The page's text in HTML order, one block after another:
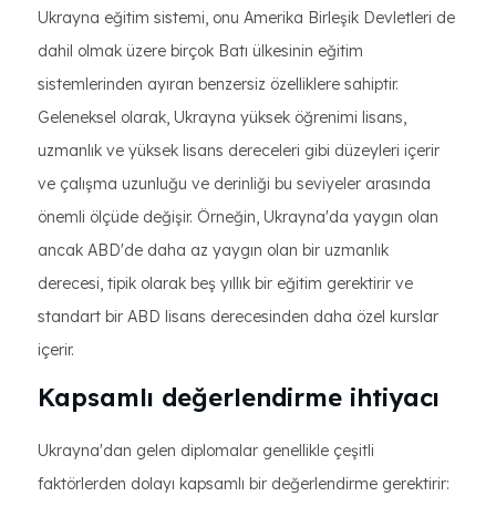
Ukrayna eğitim sistemi, onu Amerika Birleşik Devletleri de
dahil olmak üzere birçok Batı ülkesinin eğitim
sistemlerinden ayıran benzersiz özelliklere sahiptir.
Geleneksel olarak, Ukrayna yüksek öğrenimi lisans,
uzmanlık ve yüksek lisans dereceleri gibi düzeyleri içerir
ve çalışma uzunluğu ve derinliği bu seviyeler arasında
önemli ölçüde değişir. Örneğin, Ukrayna'da yaygın olan
ancak ABD'de daha az yaygın olan bir uzmanlık
derecesi, tipik olarak beş yıllık bir eğitim gerektirir ve
standart bir ABD lisans derecesinden daha özel kurslar
içerir.
Kapsamlı değerlendirme ihtiyacı
Ukrayna'dan gelen diplomalar genellikle çeşitli
faktörlerden dolayı kapsamlı bir değerlendirme gerektirir: